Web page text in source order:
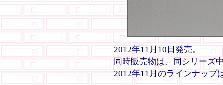
2012年11月10日発売。
同時販売物は、同シリーズ
2012年11月のラインナップ